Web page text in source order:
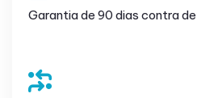
Garantia de 90 dias contra